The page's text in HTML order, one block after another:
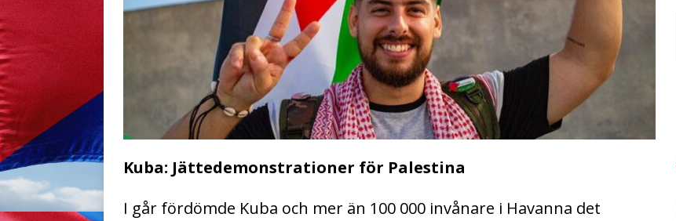
Kuba: Jättedemonstrationer för Palestina
I går fördömde Kuba och mer än 100 000 invånare i Havanna det